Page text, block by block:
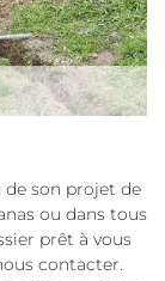
de son projet de
ou dans tous
prêt à vous
contacter.